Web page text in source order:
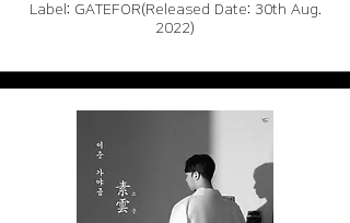
Label: GATEFOR(Released Date: 30th Aug.
2022)